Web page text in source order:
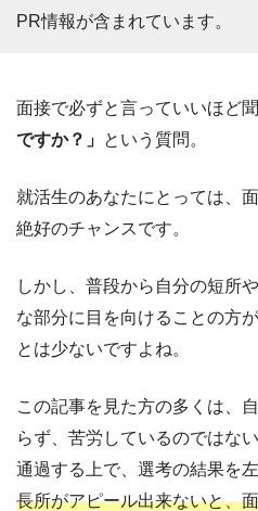
PR情報が含まれています。
面接で必ずと言っていいほど
ですか？」 という質問。
就活生のあなたにとっては、
絶好のチャンスです。
しかし、普段から自分の短所
な部分に目を向けることの方
とは少ないですよね。
この記事を見た方の多くは、
らず、苦労しているのではな
通過する上で、選考の結果を
長所がアピール出来ないと、